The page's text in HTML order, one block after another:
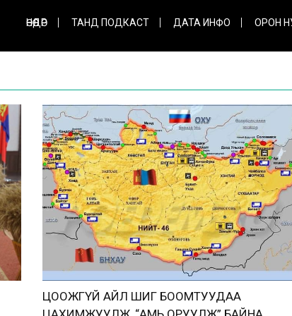
ӨНӨӨДӨР ТАНД ПОДКАСТ ДАТА ИНФО ОРОН
ЦООЖГҮЙ АЙЛ ШИГ БООМТУУДАА